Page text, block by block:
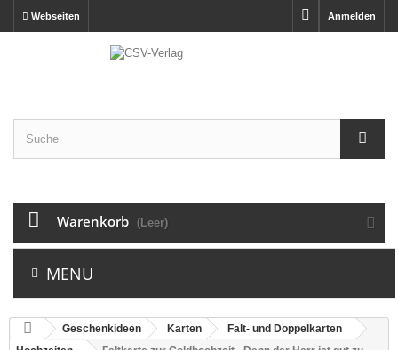
Anmelden
Webseiten
Warenkorb (Leer)
MENU
Geschenkideen Karten
Falt- und Doppelkarten